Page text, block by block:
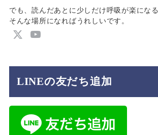
でも、読んだあとに少しだけ呼吸が楽になる
そんな場所になればうれしいです。
LINEの友だち追加